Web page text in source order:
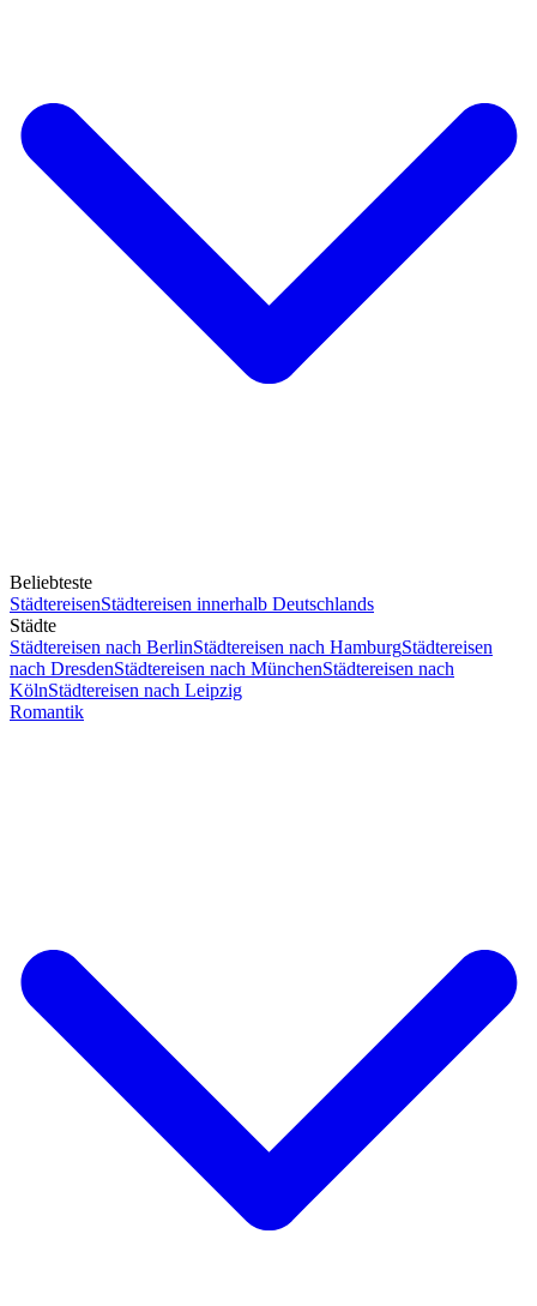
Beliebteste
StädtereisenStädtereisen innerhalb Deutschlands
Städte
Städtereisen nach BerlinStädtereisen nach HamburgStädtereisen
nach DresdenStädtereisen nach MünchenStädtereisen nach
KölnStädtereisen nach Leipzig
Romantik